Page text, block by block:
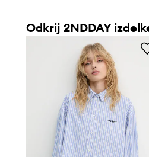
Odkrij 2NDDAY